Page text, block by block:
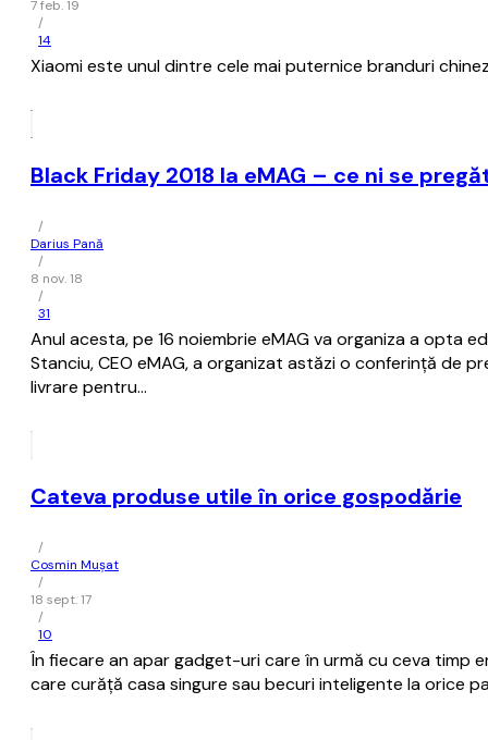
7 feb. 19
/
14
Xiaomi este unul dintre cele mai puternice branduri
Black Friday 2018 la eMAG – ce ni se
/
Darius Pană
/
8 nov. 18
/
31
Anul acesta, pe 16 noiembrie eMAG va organiza a opta
Stanciu, CEO eMAG, a organizat astăzi o conferință de
livrare pentru…
Cateva produse utile în orice gospodărie
/
Cosmin Mușat
/
18 sept. 17
/
10
În fiecare an apar gadget-uri care în urmă cu ceva timp
care curăţă casa singure sau becuri inteligente la orice